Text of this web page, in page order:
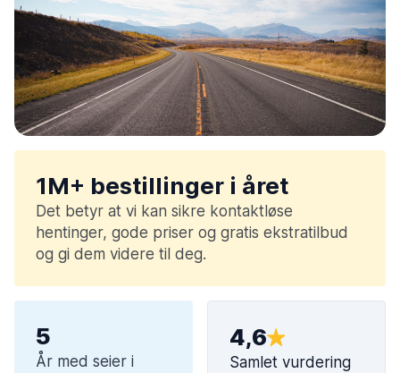
1M+ bestillinger i året
Det betyr at vi kan sikre kontaktløse
hentinger, gode priser og gratis ekstratilbud
og gi dem videre til deg.
5
År med seier i
4,6
Samlet vurdering